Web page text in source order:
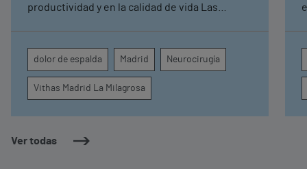
Ver todas
productividad y en la calidad de vida Las
del canal lumbar, la degeneración discal
lumbar y la inestabilidad vertebral y
espondilosis
dolor de espalda Madrid Neurocirugía
Vithas Madrid La Milagrosa